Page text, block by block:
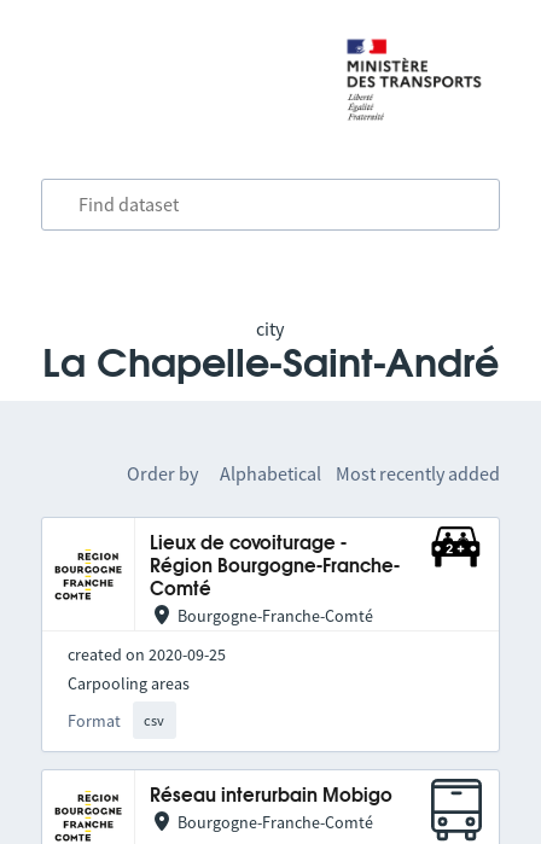
city
La Chapelle-Saint-André
Order by Alphabetical Most recently added
Lieux de covoiturage -
Région Bourgogne-Franche-
Comté
Bourgogne-Franche-Comté
created on 2020-09-25
Format csv
Carpooling areas
Réseau interurbain Mobigo
Bourgogne-Franche-Comté